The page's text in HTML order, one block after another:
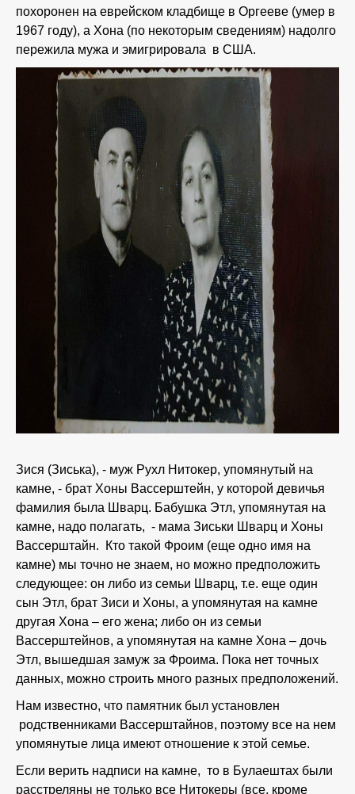
похоронен на еврейском кладбище в Оргееве (умер в
1967 году), а Хона (по некоторым сведениям) надолго
пережила мужа и эмигрировала в США.
Зися (Зиська), - муж Рухл Нитокер, упомянутый на
камне, - брат Хоны Вассерштейн, у которой девичья
фамилия была Шварц. Бабушка Этл, упомянутая на
камне, надо полагать, - мама Зиськи Шварц и Хоны
Вассерштайн. Кто такой Фроим (еще одно имя на
камне) мы точно не знаем, но можно предположить
следующее: он либо из семьи Шварц, т.е. еще один
сын Этл, брат Зиси и Хоны, а упомянутая на камне
другая Хона – его жена; либо он из семьи
Вассерштейнов, а упомянутая на камне Хона – дочь
Этл, вышедшая замуж за Фроима. Пока нет точных
данных, можно строить много разных предположений.
Нам известно, что памятник был установлен
родственниками Вассерштайнов, поэтому все на нем
упомянутые лица имеют отношение к этой семье.
Если верить надписи на камне, то в Булаештах были
расстреляны не только все Нитокеры (все, кроме